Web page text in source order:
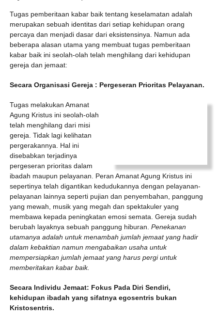
Tugas pemberitaan kabar baik tentang keselamatan adalah
merupakan sebuah identitas dari setiap kehidupan orang
percaya dan menjadi dasar dari eksistensinya. Namun ada
beberapa alasan utama yang membuat tugas pemberitaan
kabar baik ini seolah-olah telah menghilang dari kehidupan
gereja dan jemaat:
Secara Organisasi Gereja : Pergeseran Prioritas Pelayanan.
Tugas melakukan Amanat
Agung Kristus ini seolah-olah
telah menghilang dari misi
gereja. Tidak lagi kelihatan
pergerakannya. Hal ini
disebabkan terjadinya
pergeseran prioritas dalam
ibadah maupun pelayanan. Peran Amanat Agung Kristus ini
sepertinya telah digantikan kedudukannya dengan pelayanan-
pelayanan lainnya seperti pujian dan penyembahan, panggung
yang mewah, musik yang megah dan spektakuler yang
membawa kepada peningkatan emosi semata. Gereja sudah
berubah layaknya sebuah panggung hiburan. Penekanan
utamanya adalah untuk menambah jumlah jemaat yang hadir
dalam kebaktian namun mengabaikan usaha untuk
mempersiapkan jumlah jemaat yang harus pergi untuk
memberitakan kabar baik.
Secara Individu Jemaat: Fokus Pada Diri Sendiri,
kehidupan ibadah yang sifatnya egosentris bukan
Kristosentris.